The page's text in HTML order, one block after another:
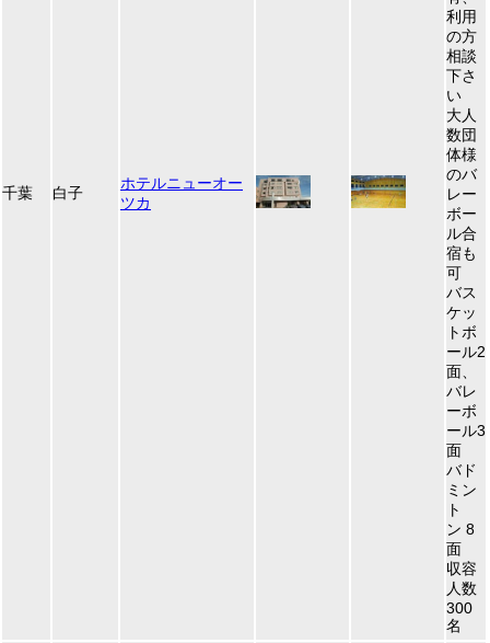
千葉 白子
ホテルニューオー
ツカ
利用
の方
相談
下さ
い
大人
数団
体様
のバ
レー
ボー
ル合
宿も
可
バス
ケッ
トボ
ール2
面、
バレ
ーボ
ール3
面
バド
ミン
ト
ン 8
面
収容
人数
300
名